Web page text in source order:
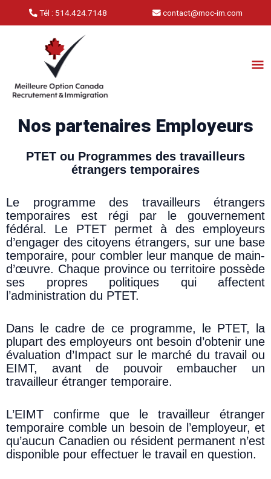
Tél : 514.424.7148 contact@moc-im.com
Nos partenaires Employeurs
PTET ou Programmes des travailleurs
étrangers temporaires
Le programme des travailleurs étrangers
temporaires est régi par le gouvernement
fédéral. Le PTET permet à des employeurs
d’engager des citoyens étrangers, sur une base
temporaire, pour combler leur manque de main-
d’œuvre. Chaque province ou territoire possède
ses propres politiques qui affectent
l’administration du PTET.
Dans le cadre de ce programme, le PTET, la
plupart des employeurs ont besoin d’obtenir une
évaluation d’Impact sur le marché du travail ou
EIMT, avant de pouvoir embaucher un
travailleur étranger temporaire.
L’EIMT confirme que le travailleur étranger
temporaire comble un besoin de l’employeur, et
qu’aucun Canadien ou résident permanent n’est
disponible pour effectuer le travail en question.